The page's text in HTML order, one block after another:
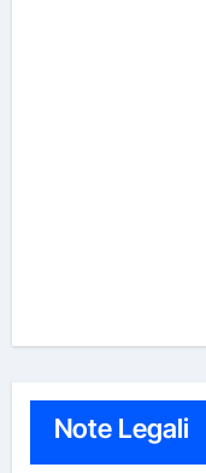
Note Legali